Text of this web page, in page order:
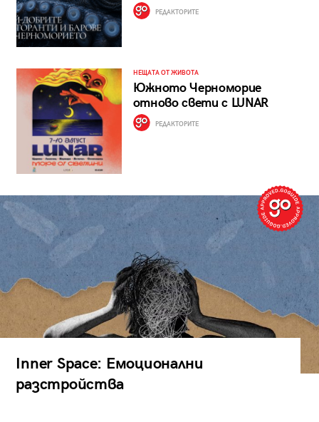
РЕДАКТОРИТЕ
НЕЩАТА ОТ ЖИВОТА
Южното Черноморие
отново свети с LUNAR
РЕДАКТОРИТЕ
Inner Space: Емоционални
разстройства